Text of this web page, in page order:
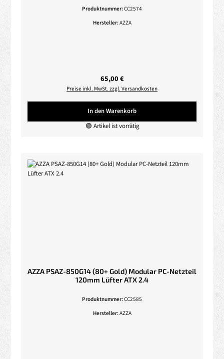
Produktnummer:CC2574
Hersteller:AZZA
Regulärer Preis:
65,00 €
Preise inkl. MwSt. zzgl. Versandkosten
In den Warenkorb
🟢 Artikel ist vorrätig
AZZA PSAZ-850G14 (80+ Gold) Modular PC-Netzteil
120mm Lüfter ATX 2.4
Produktnummer:CC2585
Hersteller:AZZA